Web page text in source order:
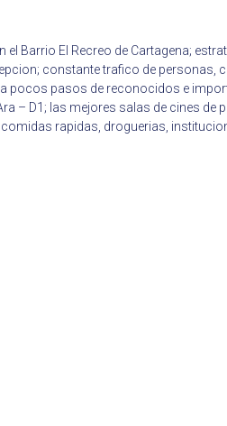
el Barrio El Recreo de Cartagena;
constante trafico de
pocos pasos de reconocidos e
– D1; las mejores salas de cines
rapidas, droguerias,